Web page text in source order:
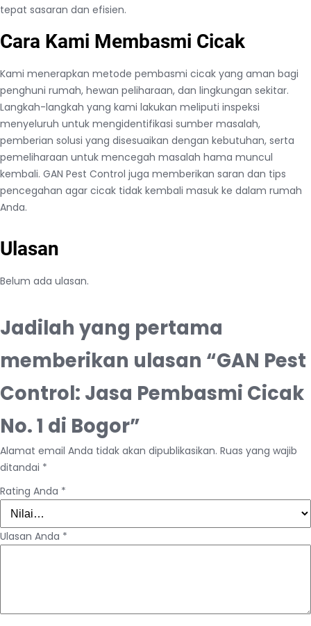
tepat sasaran dan efisien.
Cara Kami Membasmi Cicak
Kami menerapkan metode pembasmi cicak yang aman bagi
penghuni rumah, hewan peliharaan, dan lingkungan sekitar.
Langkah-langkah yang kami lakukan meliputi inspeksi
menyeluruh untuk mengidentifikasi sumber masalah,
pemberian solusi yang disesuaikan dengan kebutuhan, serta
pemeliharaan untuk mencegah masalah hama muncul
kembali. GAN Pest Control juga memberikan saran dan tips
pencegahan agar cicak tidak kembali masuk ke dalam rumah
Anda.
Ulasan
Belum ada ulasan.
Jadilah yang pertama
memberikan ulasan “GAN Pest
Control: Jasa Pembasmi Cicak
No. 1 di Bogor”
Alamat email Anda tidak akan dipublikasikan. Ruas yang wajib
ditandai *
Rating Anda *
Ulasan Anda *